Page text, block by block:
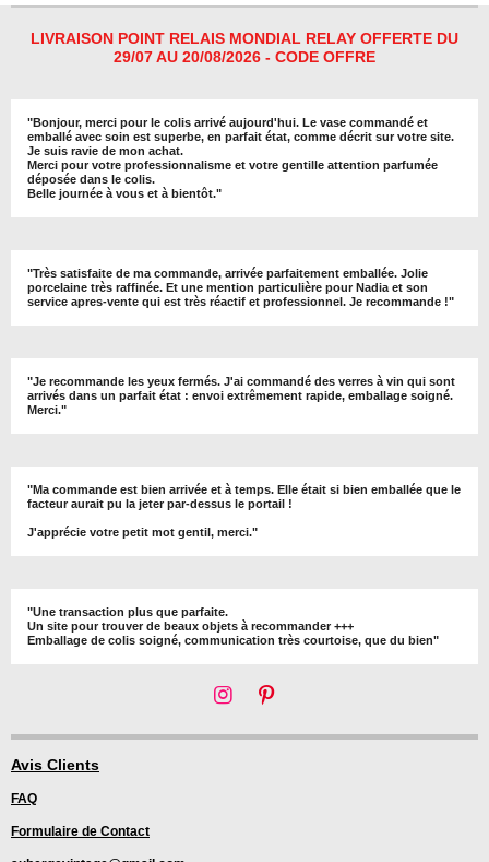
LIVRAISON POINT RELAIS MONDIAL RELAY OFFERTE DU
29/07 AU 20/08/2026 - CODE OFFRE
"Bonjour, merci pour le colis arrivé aujourd'hui. Le vase commandé et
emballé avec soin est superbe, en parfait état, comme décrit sur votre site.
Je suis ravie de mon achat.
Merci pour votre professionnalisme et votre gentille attention parfumée
déposée dans le colis.
Belle journée à vous et à bientôt."
"Très satisfaite de ma commande, arrivée parfaitement emballée. Jolie
porcelaine très raffinée. Et une mention particulière pour Nadia et son
service apres-vente qui est très réactif et professionnel. Je recommande !"
"Je recommande les yeux fermés. J'ai commandé des verres à vin qui sont
arrivés dans un parfait état : envoi extrêmement rapide, emballage soigné.
Merci."
"Ma commande est bien arrivée et à temps. Elle était si bien emballée que le
facteur aurait pu la jeter par-dessus le portail !
J'apprécie votre petit mot gentil, merci."
"Une transaction plus que parfaite.
Un site pour trouver de beaux objets à recommander +++
Emballage de colis soigné, communication très courtoise, que du bien"
I
s
P
n
Avis Clients
FAQ
Formulaire de Contact